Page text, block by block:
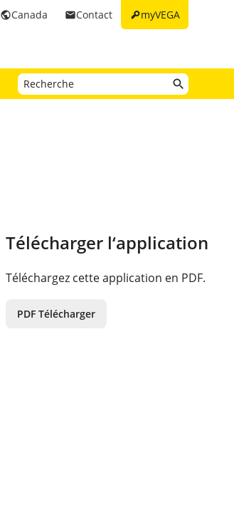
keymyVEGA
emailContact
publicCanada
Télécharger l‘application
Téléchargez cette application en PDF.
PDF Télécharger